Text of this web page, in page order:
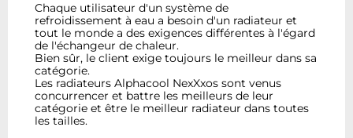
Chaque utilisateur d'un système de
refroidissement à eau a besoin d'un radiateur et
tout le monde a des exigences différentes à l'égard
de l'échangeur de chaleur.
Bien sûr, le client exige toujours le meilleur dans sa
catégorie.
Les radiateurs Alphacool NexXxos sont venus
concurrencer et battre les meilleurs de leur
catégorie et être le meilleur radiateur dans toutes
les tailles.